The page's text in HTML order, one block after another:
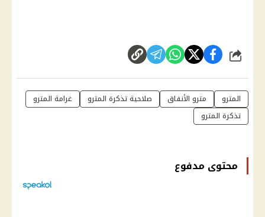
شارك
المترو مترو الأنفاق صلاحية تذكرة المترو
غرامة المترو
تذكرة المترو
محتوى مدفوع